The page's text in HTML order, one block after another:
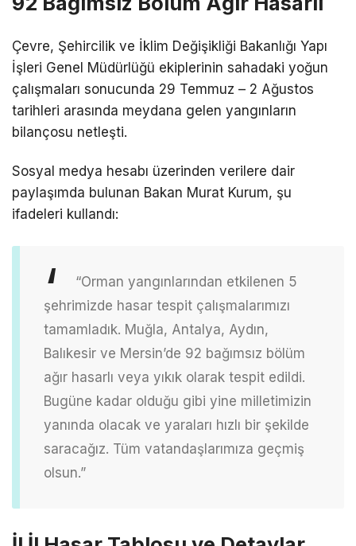
Çevre, Şehircilik ve İklim Değişikliği Bakanlığı Yapı
İşleri Genel Müdürlüğü ekiplerinin sahadaki yoğun
çalışmaları sonucunda 29 Temmuz – 2 Ağustos
tarihleri arasında meydana gelen yangınların
bilançosu netleşti.
Sosyal medya hesabı üzerinden verilere dair
paylaşımda bulunan Bakan Murat Kurum, şu
ifadeleri kullandı:
“Orman yangınlarından etkilenen 5
şehrimizde hasar tespit çalışmalarımızı
tamamladık. Muğla, Antalya, Aydın,
Balıkesir ve Mersin’de 92 bağımsız bölüm
ağır hasarlı veya yıkık olarak tespit edildi.
Bugüne kadar olduğu gibi yine milletimizin
yanında olacak ve yaraları hızlı bir şekilde
saracağız. Tüm vatandaşlarımıza geçmiş
olsun.”